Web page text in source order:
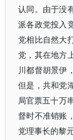
认同。由于没
派各政党投入
党相比自然大
党，其在地方
川都督胡景伊
但是，共和党
局官票五十万
督时不准销账
党理事长的黎